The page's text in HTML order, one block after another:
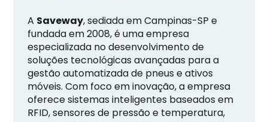
A Saveway, sediada em Campinas-SP e
fundada em 2008, é uma empresa
especializada no desenvolvimento de
soluções tecnológicas avançadas para a
gestão automatizada de pneus e ativos
móveis. Com foco em inovação, a empresa
oferece sistemas inteligentes baseados em
RFID, sensores de pressão e temperatura,